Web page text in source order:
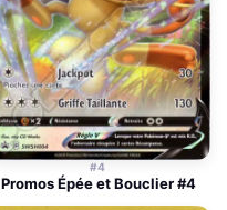
#4
Promos Épée et Bouclier #4